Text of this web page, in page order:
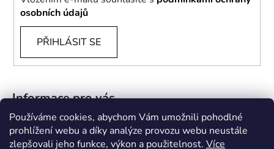
Používáme cookies, abychom Vám umožnili pohodlné
prohlížení webu a díky analýze provozu webu neustále
zlepšovali jeho funkce, výkon a použitelnost. Více
osobních údajů
PŘIHLÁSIT SE
Informace pro vás
B2B
Doprava a platba